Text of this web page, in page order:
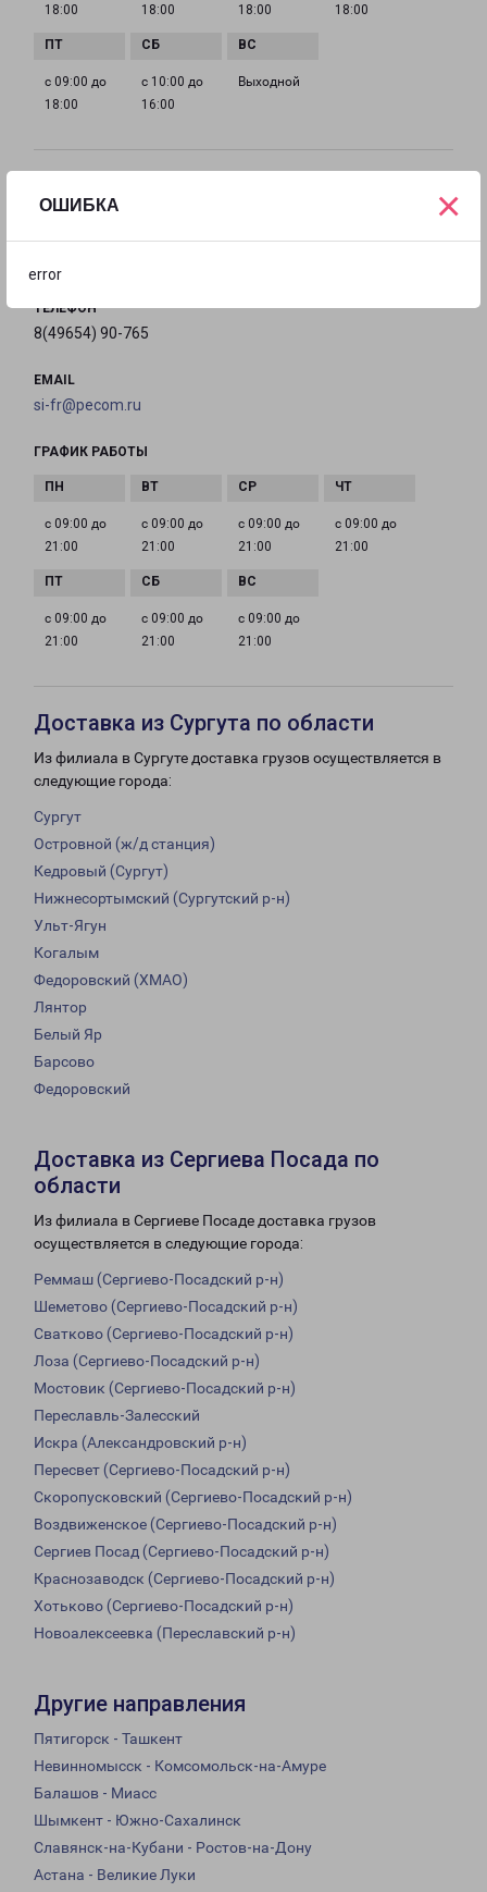
ОШИБКА
error
×
18:00 18:00 18:00 18:00
с 09:00 до
18:00
с 10:00 до
16:00
Выходной
Сергиев Посад город, улица Центральная, 9А
ТЕЛЕФОН
8(49654) 90-765
EMAIL
si-fr@pecom.ru
ГРАФИК РАБОТЫ
с 09:00 до
21:00
с 09:00 до
21:00
с 09:00 до
21:00
с 09:00 до
21:00
с 09:00 до
21:00
с 09:00 до
21:00
с 09:00 до
21:00
Доставка из Сургута по области
Из филиала в Сургуте доставка грузов осуществляется в
следующие города:
Сургут
Островной (ж/д станция)
Кедровый (Сургут)
Нижнесортымский (Сургутский р-н)
Ульт-Ягун
Когалым
Федоровский (ХМАО)
Лянтор
Белый Яр
Барсово
Федоровский
Доставка из Сергиева Посада по
области
Из филиала в Сергиеве Посаде доставка грузов
осуществляется в следующие города:
Реммаш (Сергиево-Посадский р-н)
Шеметово (Сергиево-Посадский р-н)
Сватково (Сергиево-Посадский р-н)
Лоза (Сергиево-Посадский р-н)
Мостовик (Сергиево-Посадский р-н)
Переславль-Залесский
Искра (Александровский р-н)
Пересвет (Сергиево-Посадский р-н)
Скоропусковский (Сергиево-Посадский р-н)
Воздвиженское (Сергиево-Посадский р-н)
Сергиев Посад (Сергиево-Посадский р-н)
Краснозаводск (Сергиево-Посадский р-н)
Хотьково (Сергиево-Посадский р-н)
Новоалексеевка (Переславский р-н)
Другие направления
Пятигорск - Ташкент
Невинномысск - Комсомольск-на-Амуре
Балашов - Миасс
Шымкент - Южно-Сахалинск
Славянск-на-Кубани - Ростов-на-Дону
Астана - Великие Луки